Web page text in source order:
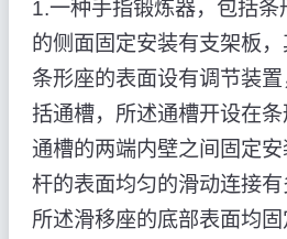
1.一种手指锻炼器，包括
的侧面固定安装有支架板
条形座的表面设有调节装
括通槽，所述通槽开设在
通槽的两端内壁之间固定
杆的表面均匀的滑动连接
所述滑移座的底部表面均